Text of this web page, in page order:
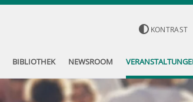
KONTRAST
BIBLIOTHEK NEWSROOM